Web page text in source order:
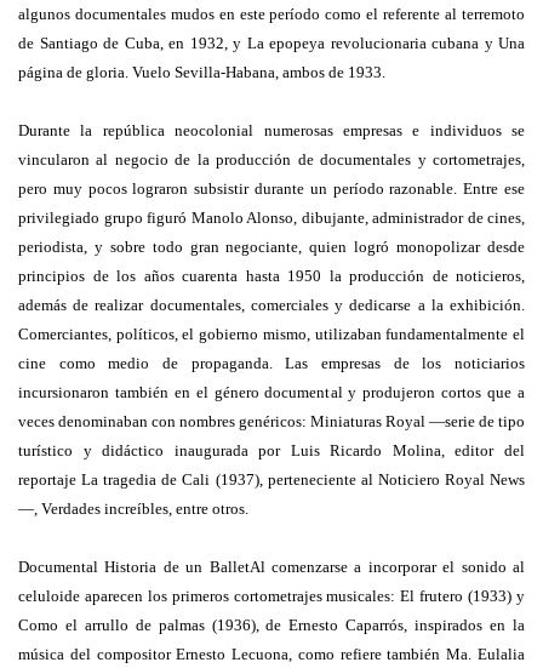
algunos documentales mudos en este período como el referente al terremoto
de Santiago de Cuba, en 1932, y La epopeya revolucionaria cubana y Una
página de gloria. Vuelo Sevilla-Habana, ambos de 1933.
Durante la república neocolonial numerosas empresas e individuos se
vincularon al negocio de la producción de documentales y cortometrajes,
pero muy pocos lograron subsistir durante un período razonable. Entre ese
privilegiado grupo figuró Manolo Alonso, dibujante, administrador de cines,
periodista, y sobre todo gran negociante, quien logró monopolizar desde
principios de los años cuarenta hasta 1950 la producción de noticieros,
además de realizar documentales, comerciales y dedicarse a la exhibición.
Comerciantes, políticos, el gobierno mismo, utilizaban fundamentalmente el
cine como medio de propaganda. Las empresas de los noticiarios
incursionaron también en el género documental y produjeron cortos que a
veces denominaban con nombres genéricos: Miniaturas Royal —serie de tipo
turístico y didáctico inaugurada por Luis Ricardo Molina, editor del
reportaje La tragedia de Cali (1937), perteneciente al Noticiero Royal News
—, Verdades increíbles, entre otros.
Documental Historia de un BalletAl comenzarse a incorporar el sonido al
celuloide aparecen los primeros cortometrajes musicales: El frutero (1933) y
Como el arrullo de palmas (1936), de Ernesto Caparrós, inspirados en la
música del compositor Ernesto Lecuona, como refiere también Ma. Eulalia